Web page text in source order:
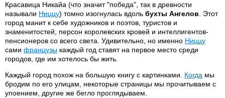
Красавица Никайа (что значит "победа", так в древности
называли Ниццу) томно изогнулась вдоль бухты Ангелов. Этот
город манит к себе художников и поэтов, туристов и
знаменитостей, персон королевских кровей и интеллигентов-
пенсионеров со всего света. Удивительно, но именно Ниццу
сами французы каждый год ставят на первое место среди
городов, где им хотелось бы жить.
Каждый город похож на большую книгу с картинками. Когда мы
бродим по его улицам, некоторые страницы мы прочитываем с
упоением, другие же бегло проглядываем.